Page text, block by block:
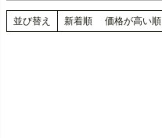
並び替え 新着順 価格が高い順